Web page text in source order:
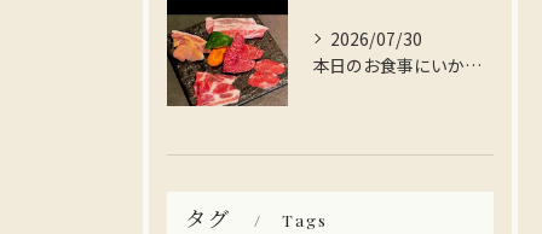
2026/07/30
本日のお食事にいかがですか？
タグ Tags